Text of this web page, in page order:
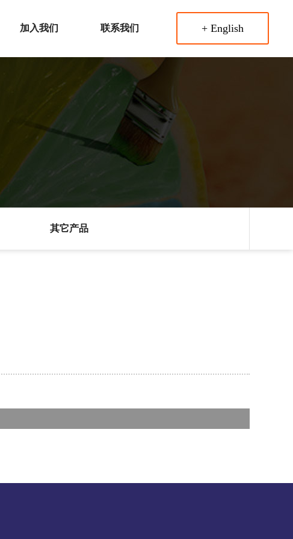
+ English
加入我们 联系我们
其它产品